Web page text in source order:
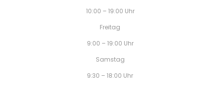
10:00 – 19:00 Uhr
Freitag
9:00 – 19:00 Uhr
Samstag
9:30 – 18:00 Uhr